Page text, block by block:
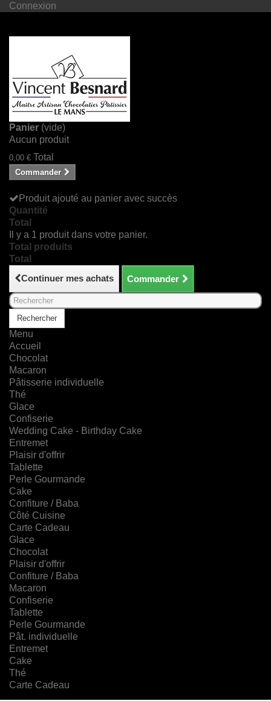
Connexion
Panier (vide)
Aucun produit
0,00 € Total
Commander
Produit ajouté au panier avec succès
Quantité
Total
Il y a 1 produit dans votre panier.
Total produits
Total
Continuer mes achats
Commander
Rechercher
Menu
Accueil
Chocolat
Macaron
Pâtisserie individuelle
Thé
Glace
Confiserie
Wedding Cake - Birthday Cake
Entremet
Plaisir d'offrir
Tablette
Perle Gourmande
Cake
Confiture / Baba
Côté Cuisine
Carte Cadeau
Glace
Chocolat
Plaisir d'offrir
Confiture / Baba
Macaron
Confiserie
Tablette
Perle Gourmande
Pât. individuelle
Entremet
Cake
Thé
Carte Cadeau